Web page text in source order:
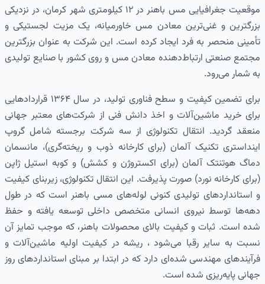
موقعیت جغرافیایی مس باهنر در ۱۲ کیلومتری شهر کرمان، در نزدیکی
بزرگترین و غنی‌ترین معادن مس خاورمیانه، یک مزیت لجستیکی و
تأمینی منحصر به فرد ایجاد کرده است. این شرکت به عنوان بزرگترین
مجتمع صنعتی ارتباط‌دهنده معادن مس و روی کشور با صنایع تولیدی
به شمار می‌رود.
برای تضمین کیفیت و سطح فناوری تولید، در سال ۱۳۶۴ قراردادهایی
برای خرید ماشین‌آلات و اخذ دانش فنی از شرکت‌های معتبر جهانی
منعقد گردید. انتقال تکنولوژی از سه شرکت برجسته شامل گروپ
اینداستری تکنیک آلمان (برای کارخانه ذوب و ریخته‌گری)، مانسمان
دماگ هوتنتک آلمان (برای اکستروژن و کشش) و کوبه استیل ژاپن
(برای کارخانه نورد) صورت پذیرفت. این انتقال تکنولوژی، زیربنای کیفیت
و استانداردهای تولیدی کنونی لوله‌های مسی باهنر است که در طول
دهه‌ها توسط نیروی انسانی متخصص داخلی توسعه یافته و حفظ
شده است. ثبات و کیفیت بالای محصولات باهنر، که موجب تمایز آن
نسبت به سایر رقبا می‌شود ، ریشه در کیفیت اولیه ماشین‌آلات و
فرآیندهای مهندسی شده‌ای دارد که در ابتدا بر مبنای استانداردهای روز
جهانی پایه‌ریزی شده است.